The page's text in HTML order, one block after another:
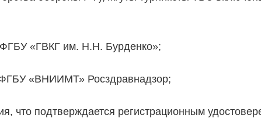
ФГБУ «ГВКГ им. Н.Н. Бурденко»;
ФГБУ «ВНИИМТ» Росздравнадзор;
что подтверждается регистрационным